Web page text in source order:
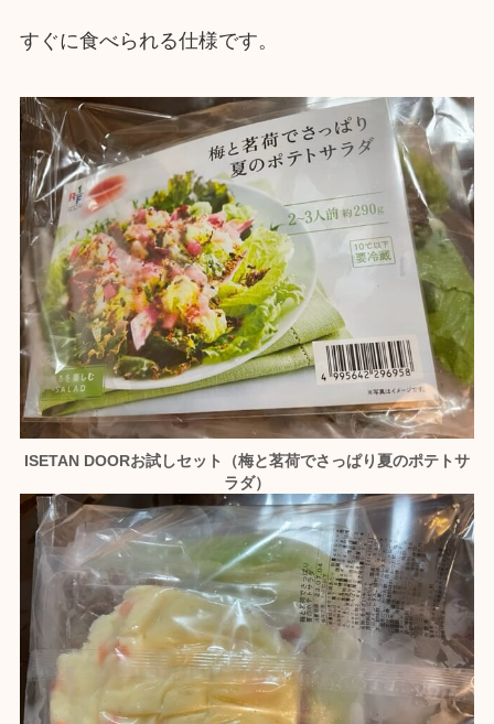
すぐに食べられる仕様です。
ISETAN DOORお試しセット（梅と茗荷でさっぱり夏のポテトサ
ラダ）